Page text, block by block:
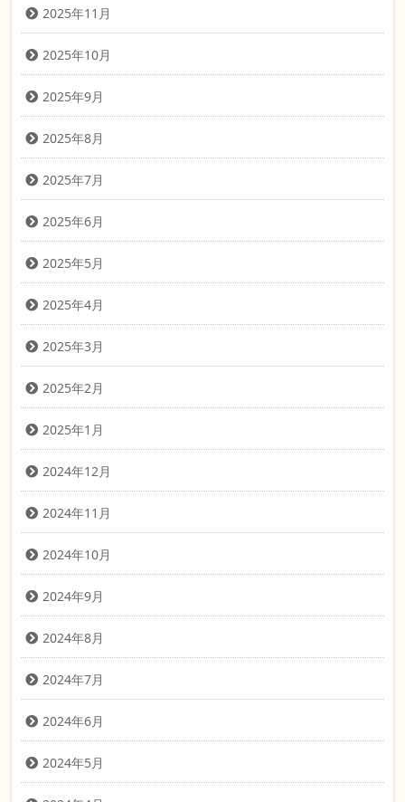
2025年11月
2025年10月
2025年9月
2025年8月
2025年7月
2025年6月
2025年5月
2025年4月
2025年3月
2025年2月
2025年1月
2024年12月
2024年11月
2024年10月
2024年9月
2024年8月
2024年7月
2024年6月
2024年5月